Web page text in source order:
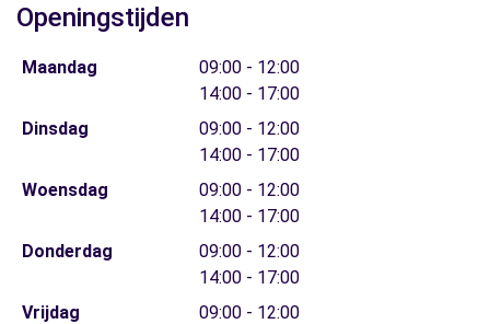
Openingstijden
Maandag
09:00 - 12:00
14:00 - 17:00
Dinsdag
09:00 - 12:00
14:00 - 17:00
Woensdag
09:00 - 12:00
14:00 - 17:00
Donderdag
09:00 - 12:00
14:00 - 17:00
Vrijdag
09:00 - 12:00